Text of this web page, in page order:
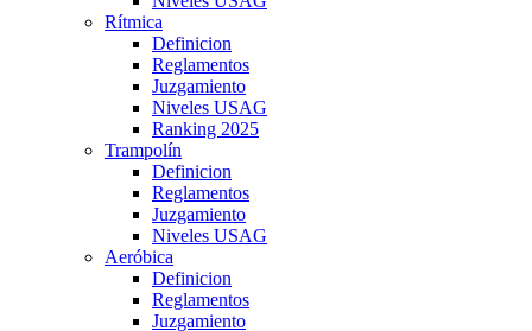
Rítmica
Definicion
Reglamentos
Juzgamiento
Niveles USAG
Ranking 2025
Trampolín
Definicion
Reglamentos
Juzgamiento
Niveles USAG
Aeróbica
Definicion
Reglamentos
Juzgamiento